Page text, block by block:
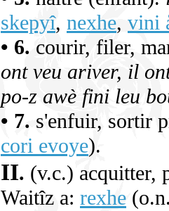
skepyî, nexhe, vini
• 6. courir, filer,
ont veu ariver, il
po-z awè fini leu
• 7. s'enfuir, sortir
cori evoye).
II. (v.c.) acquitter,
Waitîz a: rexhe